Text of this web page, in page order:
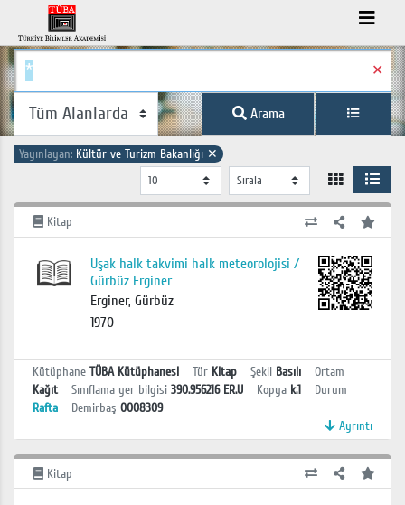
✕
Arama
Yayınlayan: Kültür ve Turizm Bakanlığı ✕
Kitap
Uşak halk takvimi halk meteorolojisi /
Gürbüz Erginer
Erginer, Gürbüz
1970
Kütüphane TÜBA Kütüphanesi Tür Kitap Şekil Basılı
Ortam
Kağıt
Sınıflama yer bilgisi 390.956216 ER.U Kopya k.1
Durum
Rafta
Demirbaş 0008309
Ayrıntı
Kitap